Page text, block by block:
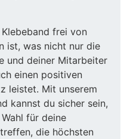
frei von
ist, was nicht nur die
und deiner Mitarbeiter
einen positiven
leistet. Mit unserem
kannst du sicher sein,
für deine
die höchsten